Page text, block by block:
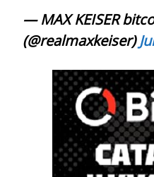
— MAX KEISER
(@realmaxkeiser)